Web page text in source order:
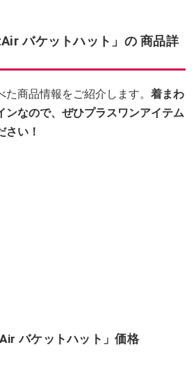
バケットハット」の 商品詳
商品情報をご紹介します。 着まわ
ンなので、ぜひプラスワンアイテム
さい！
バケットハット」価格